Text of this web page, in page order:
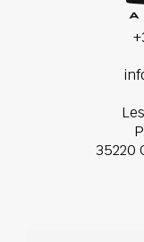
35220